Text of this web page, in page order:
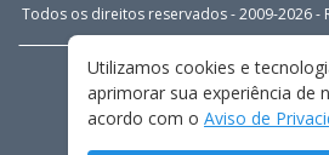
Todos os direitos reservados - 2009-2026-
FALE CONOSCO
TERMOS E CONDIÇÕES
Utilizamos cookies e
aprimorar sua experiência de
acordo com o Aviso de